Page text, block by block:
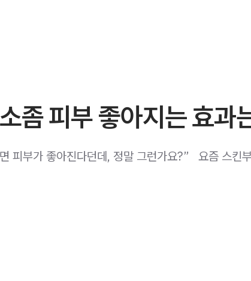
좀 피부 좋아지는 효과
면 피부가 좋아진다던데, 정말 그런가요?” ​ ​ 요즘 스킨